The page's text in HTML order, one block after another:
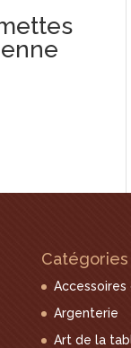
Argenterie
Art de la